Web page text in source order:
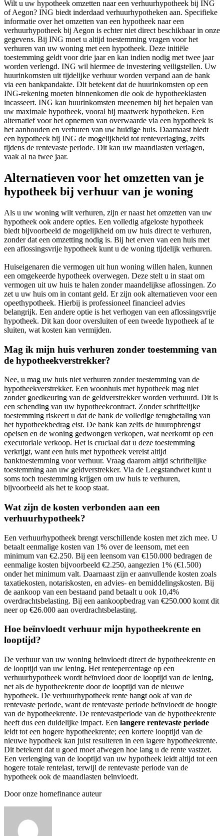
Wilt u uw hypotheek omzetten naar een verhuurhypotheek bij ING
of Aegon? ING biedt inderdaad verhuurhypotheken aan. Specifieke
informatie over het omzetten van een hypotheek naar een
verhuurhypotheek bij Aegon is echter niet direct beschikbaar in onze
gegevens. Bij ING moet u altijd toestemming vragen voor het
verhuren van uw woning met een hypotheek. Deze initiële
toestemming geldt voor drie jaar en kan indien nodig met twee jaar
worden verlengd. ING wil hiermee de investering veiligstellen. Uw
huurinkomsten uit tijdelijke verhuur worden verpand aan de bank
via een bankpandakte. Dit betekent dat de huurinkomsten op een
ING-rekening moeten binnenkomen die ook de hypotheeklasten
incasseert. ING kan huurinkomsten meenemen bij het bepalen van
uw maximale hypotheek, vooral bij maatwerk hypotheken. Een
alternatief voor het opnemen van overwaarde via een hypotheek is
het aanhouden en verhuren van uw huidige huis. Daarnaast biedt
een hypotheek bij ING de mogelijkheid tot renteverlaging, zelfs
tijdens de rentevaste periode. Dit kan uw maandlasten verlagen,
vaak al na twee jaar.
Alternatieven voor het omzetten van je
hypotheek bij verhuur van je woning
Als u uw woning wilt verhuren, zijn er naast het omzetten van uw
hypotheek ook andere opties. Een volledig afgeloste hypotheek
biedt bijvoorbeeld de mogelijkheid om uw huis direct te verhuren,
zonder dat een omzetting nodig is. Bij het erven van een huis met
een aflossingsvrije hypotheek kunt u de woning tijdelijk verhuren.
Huiseigenaren die vermogen uit hun woning willen halen, kunnen
een omgekeerde hypotheek overwegen. Deze stelt u in staat om
vermogen uit uw huis te halen zonder maandelijkse aflossingen. Zo
zet u uw huis om in contant geld. Er zijn ook alternatieven voor een
opeethypotheek. Hierbij is professioneel financieel advies
belangrijk. Een andere optie is het verhogen van een aflossingsvrije
hypotheek. Dit kan door oversluiten of een tweede hypotheek af te
sluiten, wat kosten kan vermijden.
Mag ik mijn huis verhuren zonder toestemming van
de hypotheekverstrekker?
Nee, u mag uw huis niet verhuren zonder toestemming van de
hypotheekverstrekker. Een woonhuis met hypotheek mag niet
zonder goedkeuring van de geldverstrekker worden verhuurd. Dit is
een schending van uw hypotheekcontract. Zonder schriftelijke
toestemming riskeert u dat de bank de volledige terugbetaling van
het hypotheekbedrag eist. De bank kan zelfs de huuropbrengst
opeisen en de woning gedwongen verkopen, wat neerkomt op een
executoriale verkoop. Het is cruciaal dat u deze toestemming
verkrijgt, want een huis met hypotheek vereist altijd
banktoestemming voor verhuur. Vraag daarom altijd schriftelijke
toestemming aan uw geldverstrekker. Via de Leegstandwet kunt u
soms toch toestemming krijgen om uw huis te verhuren,
bijvoorbeeld als het te koop staat.
Wat zijn de kosten verbonden aan een
verhuurhypotheek?
Een verhuurhypotheek brengt verschillende kosten met zich mee. U
betaalt eenmalige kosten van 1% over de leensom, met een
minimum van €2.250. Bij een leensom van €150.000 bedragen de
eenmalige kosten bijvoorbeeld €2.250, aangezien 1% (€1.500)
onder het minimum valt. Daarnaast zijn er aanvullende kosten zoals
taxatiekosten, notariskosten, en advies- en bemiddelingskosten. Bij
de aankoop van een bestaand pand betaalt u ook 10,4%
overdrachtsbelasting. Bij een aankoopbedrag van €250.000 komt dit
neer op €26.000 aan overdrachtsbelasting.
Hoe beïnvloedt verhuur mijn hypotheekrente en
looptijd?
De verhuur van uw woning beïnvloedt direct de hypotheekrente en
de looptijd van uw lening. Het rentepercentage op een
verhuurhypotheek wordt beïnvloed door de looptijd van de lening,
net als de hypotheekrente door de looptijd van de nieuwe
hypotheek. De verhuurhypotheek rente hangt ook af van de
rentevaste periode, want de rentevaste periode beïnvloedt de hoogte
van de hypotheekrente. De rentevastperiode van de hypotheekrente
heeft dus een duidelijke impact. Een langere rentevaste periode
leidt tot een hogere hypotheekrente; een kortere looptijd van de
nieuwe hypotheek kan juist resulteren in een lagere hypotheekrente.
Dit betekent dat u goed moet afwegen hoe lang u de rente vastzet.
Een verlenging van de looptijd van uw hypotheek leidt altijd tot een
hogere totale rentelast, terwijl de rentevaste periode van de
hypotheek ook de maandlasten beïnvloedt.
Door onze homefinance auteur